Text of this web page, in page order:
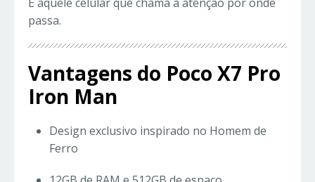
É aquele celular que chama a atenção por onde
passa.
Vantagens do Poco X7 Pro
Iron Man
Design exclusivo inspirado no Homem de
Ferro